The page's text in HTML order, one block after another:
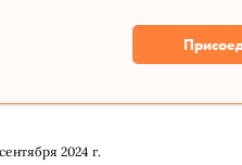
2024 г.